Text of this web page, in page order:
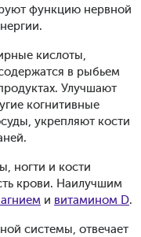
функцию нервной
кислоты,
в рыбьем
Улучшают
когнитивные
укрепляют кости
ногти и кости
крови. Наилучшим
и витамином D.
системы, отвечает